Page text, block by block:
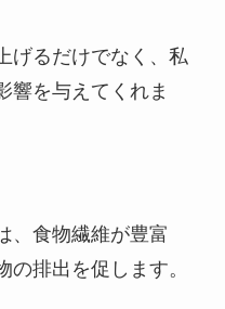
げるだけでなく、私
響を与えてくれま
、食物繊維が豊富
排出を促します。